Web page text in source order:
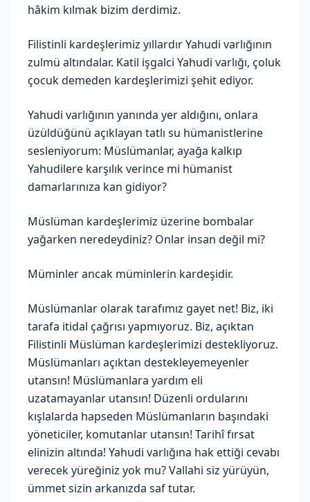
hâkim kılmak bizim derdimiz.
Filistinli kardeşlerimiz yıllardır Yahudi varlığının
zulmü altındalar. Katil işgalci Yahudi varlığı, çoluk
çocuk demeden kardeşlerimizi şehit ediyor.
Yahudi varlığının yanında yer aldığını, onlara
üzüldüğünü açıklayan tatlı su hümanistlerine
sesleniyorum: Müslümanlar, ayağa kalkıp
Yahudilere karşılık verince mi hümanist
damarlarınıza kan gidiyor?
Müslüman kardeşlerimiz üzerine bombalar
yağarken neredeydiniz? Onlar insan değil mi?
Müminler ancak müminlerin kardeşidir.
Müslümanlar olarak tarafımız gayet net! Biz, iki
tarafa itidal çağrısı yapmıyoruz. Biz, açıktan
Filistinli Müslüman kardeşlerimizi destekliyoruz.
Müslümanları açıktan destekleyemeyenler
utansın! Müslümanlara yardım eli
uzatamayanlar utansın! Düzenli ordularını
kışlalarda hapseden Müslümanların başındaki
yöneticiler, komutanlar utansın! Tarihî fırsat
elinizin altında! Yahudi varlığına hak ettiği cevabı
verecek yüreğiniz yok mu? Vallahi siz yürüyün,
ümmet sizin arkanızda saf tutar.